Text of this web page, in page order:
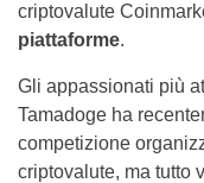
criptovalute
piattaforme.
Gli appassionati più
Tamadoge ha
competizione
criptovalute, ma tutto